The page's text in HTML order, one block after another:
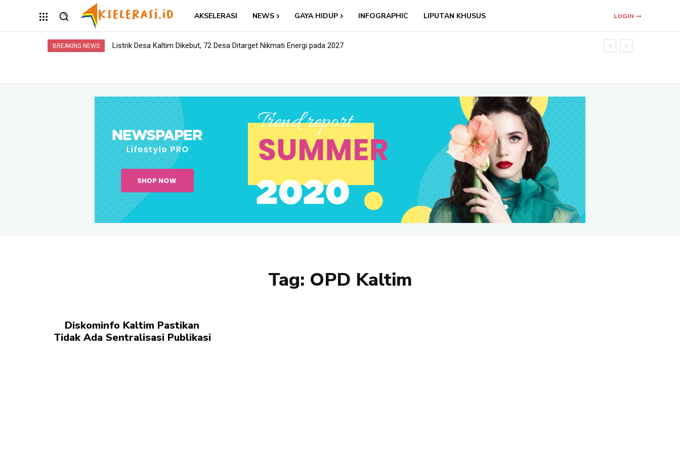
AKSELERASI NEWS GAYA HIDUP INFOGRAPHIC LIPUTAN KHUSUS LOGIN
BREAKING NEWS Listrik Desa Kaltim Dikebut, 72 Desa Ditarget Nikmati Energi pada 2027
Tag: OPD Kaltim
Diskominfo Kaltim Pastikan
Tidak Ada Sentralisasi Publikasi